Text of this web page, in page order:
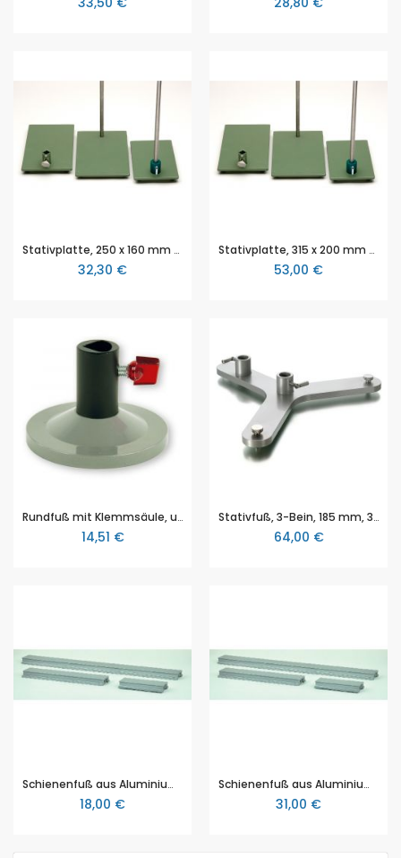
Stativplatte, 250 x 160 mm (L x B), aus Stahl, hammerschlaglackiert, Spannbuchse zur Aufbahme von Stativstäben bis 13 mm, ohne Gewinde
32,30 €
Stativplatte, 315 x 200 mm (L x B), aus Stahl, hammerschlaglackiert, Spannbuchse zur Aufbahme von Stativstäben bis 13 mm, ohne Gewinde
53,00 €
Rundfuß mit Klemmsäule, uni, von NTL (DS085-1R)
14,51 €
Stativfuß, 3-Bein, 185 mm, 3B Scientific (1002836 [U13271])
64,00 €
Schienenfuß aus Aluminium, 250mm, für Stativsystem Sepp
18,00 €
Schienenfuß aus Aluminium, 500mm, für Stativsystem Sepp
31,00 €